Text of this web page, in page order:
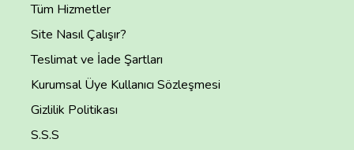
Tüm Hizmetler
Site Nasıl Çalışır?
Teslimat ve İade Şartları
Kurumsal Üye Kullanıcı Sözleşmesi
Gizlilik Politikası
S.S.S